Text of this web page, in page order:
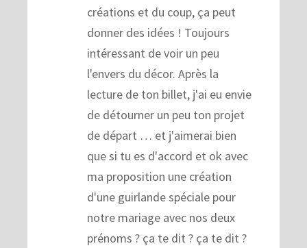
créations et du coup, ça peut
donner des idées ! Toujours
intéressant de voir un peu
l'envers du décor. Après la
lecture de ton billet, j'ai eu envie
de détourner un peu ton projet
de départ … et j'aimerai bien
que si tu es d'accord et ok avec
ma proposition une création
d'une guirlande spéciale pour
notre mariage avec nos deux
prénoms ? ça te dit ? ça te dit ?